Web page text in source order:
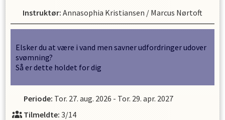
Instruktør: Annasophia Kristiansen / Marcus Nørtoft
Elsker du at være i vand men savner udfordringer udover
svømning?
Så er dette holdet for dig
Periode: Tor. 27. aug. 2026 - Tor. 29. apr. 2027
Tilmeldte: 3/14